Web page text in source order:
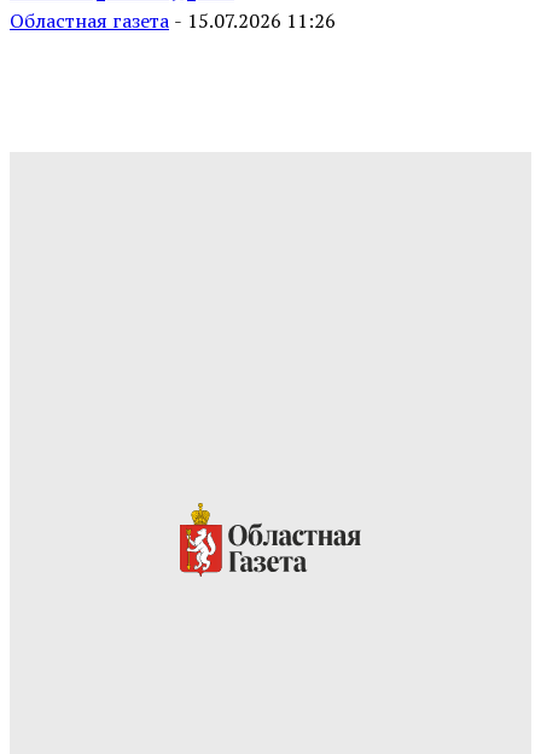
Областная газета - 15.07.2026 11:26